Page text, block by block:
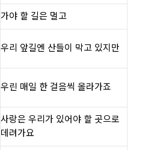
가야 할 길은 멀고
우리 앞길엔 산들이 막고 있지만
우린 매일 한 걸음씩 올라가죠
사랑은 우리가 있어야 할 곳으로
데려가요